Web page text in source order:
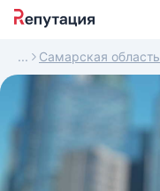
Самарская область